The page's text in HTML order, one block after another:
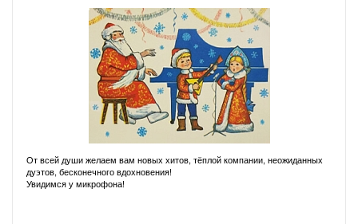
От всей души желаем вам новых хитов, тёплой компании, неожиданных
дуэтов, бесконечного вдохновения!
Увидимся у микрофона!